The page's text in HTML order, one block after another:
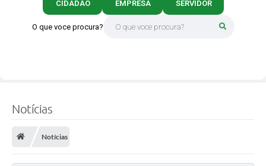
O que voce procura?
CIDADÃO EMPRESA SERVIDOR
Notícias
Notícias